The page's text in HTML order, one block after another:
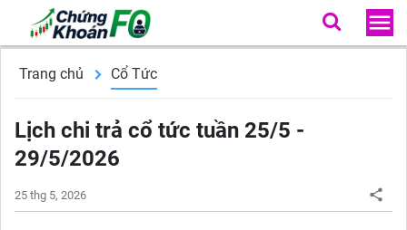
Trang chủ Cổ Tức
Lịch chi trả cổ tức tuần 25/5 -
29/5/2026
25 thg 5, 2026